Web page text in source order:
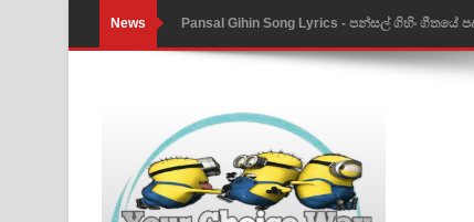
News Pansal Gihin Song Lyrics - පන්සල් ගිහිං ගීතයේ
Ankeliya Song Lyrics - අංකෙළිය ගීතයේ පද පෙළ
DEAR GOD Song Lyrics - ඩියර් ගෝඩ් ගීතයේ පද
MANAMALA KATHA Song Lyrics - මනමාල
Dai Dai Lyrics - Shakira, Burna Boy | 2026